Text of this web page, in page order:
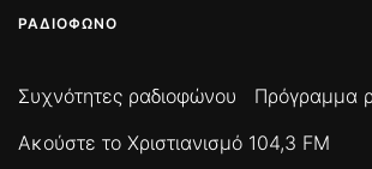
ΡΑΔΙΌΦΩΝΟ
Συχνότητες ραδιοφώνου
Πρόγραμμα
Ακούστε το Χριστιανισμό 104,3 FM